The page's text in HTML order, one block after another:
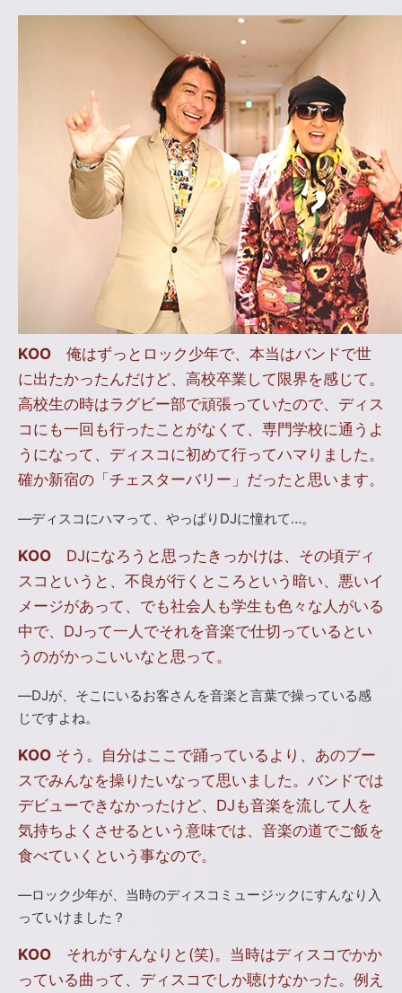
KOO 俺はずっとロック少年で、本当はバンドで世
に出たかったんだけど、高校卒業して限界を感じて。
高校生の時はラグビー部で頑張っていたので、ディス
コにも一回も行ったことがなくて、専門学校に通うよ
うになって、ディスコに初めて行ってハマりました。
確か新宿の「チェスターバリー」だったと思います。
―ディスコにハマって、やっぱりDJに憧れて…。
KOO DJになろうと思ったきっかけは、その頃ディ
スコというと、不良が行くところという暗い、悪いイ
メージがあって、でも社会人も学生も色々な人がいる
中で、DJって一人でそれを音楽で仕切っているとい
うのがかっこいいなと思って。
―DJが、そこにいるお客さんを音楽と言葉で操っている感
じですよね。
KOO そう。自分はここで踊っているより、あのブー
スでみんなを操りたいなって思いました。バンドでは
デビューできなかったけど、DJも音楽を流して人を
気持ちよくさせるという意味では、音楽の道でご飯を
食べていくという事なので。
―ロック少年が、当時のディスコミュージックにすんなり入
っていけました？
KOO それがすんなりと(笑)。当時はディスコでかか
っている曲って、ディスコでしか聴けなかった。例え